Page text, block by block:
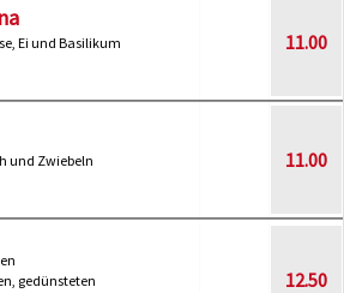
Ei und Basilikum
11.00
und Zwiebeln
11.00
gedünsteten
12.50